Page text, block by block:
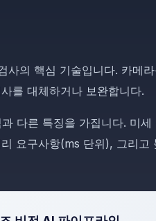
사의 핵심 기술입니다. 카메
를 대체하거나 보완합니다.
다른 특징을 가집니다. 미
요구사항(ms 단위), 그리